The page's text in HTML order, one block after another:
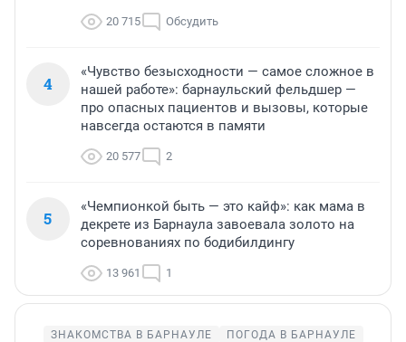
20 715 Обсудить
4
«Чувство безысходности — самое сложное в
нашей работе»: барнаульский фельдшер —
про опасных пациентов и вызовы, которые
навсегда остаются в памяти
20 577 2
5
«Чемпионкой быть — это кайф»: как мама в
декрете из Барнаула завоевала золото на
соревнованиях по бодибилдингу
13 961 1
ЗНАКОМСТВА В БАРНАУЛЕ
ПОГОДА В БАРНАУЛЕ